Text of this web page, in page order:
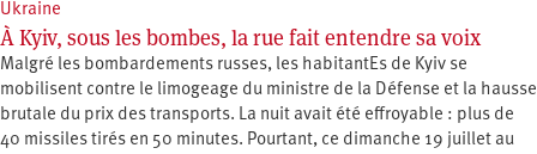
Ukraine
À Kyiv, sous les bombes, la rue fait entendre sa voix
Malgré les bombardements russes, les habitantEs de Kyiv se
mobilisent contre le limogeage du ministre de la Défense et la hausse
brutale du prix des transports. La nuit avait été effroyable : plus de
40 missiles tirés en 50 minutes. Pourtant, ce dimanche 19 juillet au